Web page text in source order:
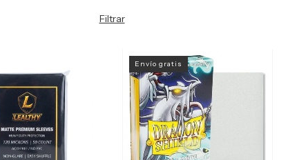
Filtrar
Envío gratis